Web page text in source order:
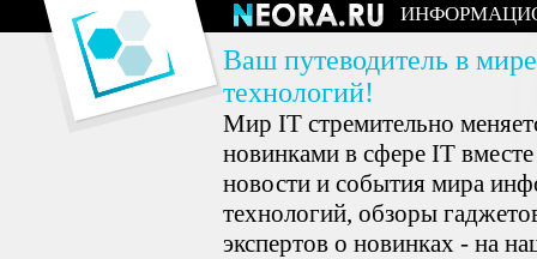
Ваш путеводитель в
технологий!
Мир IT стремительно
новинками в сфере IT
новости и события мира
технологий, обзоры
экспертов о новинках - на